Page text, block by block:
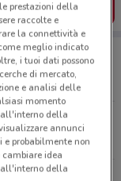
prestazioni della
raccolte e
la connettività e
meglio indicato
i tuoi dati possono
di mercato,
e analisi delle
momento
all'interno della
annunci
probabilmente non
idea
all'interno della